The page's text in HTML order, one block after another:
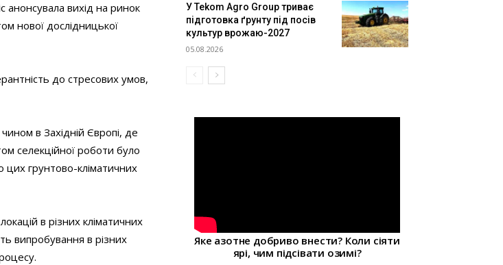
анонсувала вихід на ринок
нової дослідницької
до стресових умов,
в Західній Європі, де
селекційної роботи було
цих грунтово-кліматичних
в різних кліматичних
випробування в різних
У Tekom Agro Group триває
підготовка ґрунту під посів
культур врожаю-2027
05.08.2026
Яке азотне добриво внести? Коли сіяти
ярі, чим підсівати озимі?